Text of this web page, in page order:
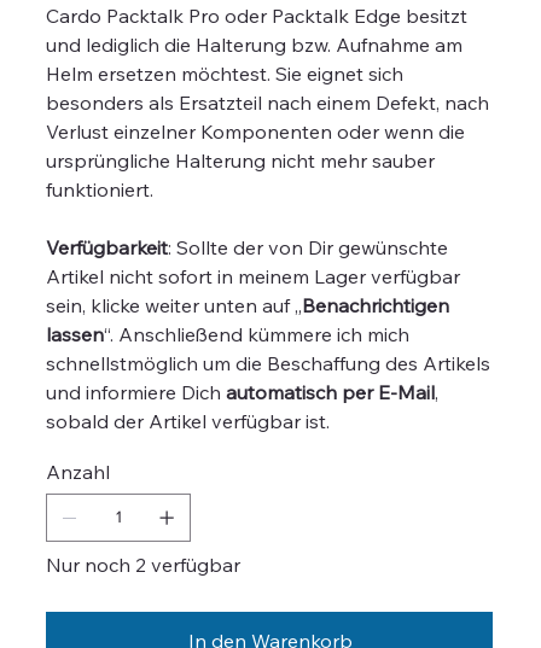
Cardo Packtalk Pro oder Packtalk Edge besitzt
und lediglich die Halterung bzw. Aufnahme am
Helm ersetzen möchtest. Sie eignet sich
besonders als Ersatzteil nach einem Defekt, nach
Verlust einzelner Komponenten oder wenn die
ursprüngliche Halterung nicht mehr sauber
funktioniert.
Verfügbarkeit: Sollte der von Dir gewünschte
Artikel nicht sofort in meinem Lager verfügbar
sein, klicke weiter unten auf „Benachrichtigen
lassen“. Anschließend kümmere ich mich
schnellstmöglich um die Beschaffung des Artikels
und informiere Dichautomatisch per E-Mail,
sobald der Artikel verfügbar ist.
Anzahl
Nur noch 2 verfügbar
In den Warenkorb